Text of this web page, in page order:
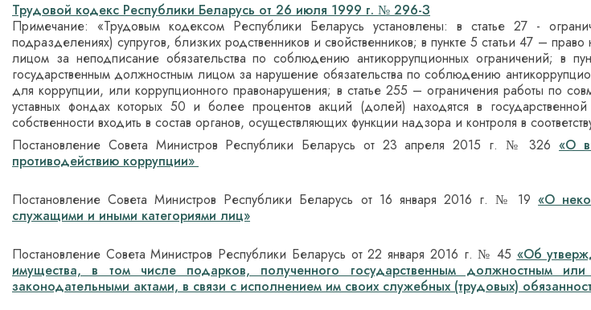
Трудовой кодекс Республики Беларусь от 26 июля 1999 г. № 296-З
Примечание: «Трудовым кодексом Республики Беларусь установлены: в статье 27 -
подразделениях) супругов, близких родственников и свойственников; в пункте 5 статьи 47 –
лицом за неподписание обязательства по соблюдению антикоррупционных ограничений; в
государственным должностным лицом за нарушение обязательства по соблюдению
для коррупции, или коррупционного правонарушения; в статье 255 – ограничения работы по
уставных фондах которых 50 и более процентов акций (долей) находятся в
собственности входить в состав органов, осуществляющих функции надзора и контроля в
Постановление Совета Министров Республики Беларусь от 23 апреля 2015 г. № 326«О
противодействию коррупции»
Постановление Совета Министров Республики Беларусь от 16 января 2016 г. № 19«О
служащими и иными категориями лиц»
Постановление Совета Министров Республики Беларусь от 22 января 2016 г. № 45 «Об
имущества, в том числе подарков, полученного государственным должностным
законодательными актами, в связи с исполнением им своих служебных (трудовых)